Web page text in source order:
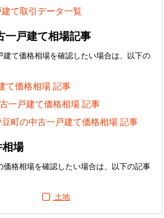
て取引データ一覧
一戸建て相場記事
て価格相場を確認したい場合は、以下の
て価格相場 記事
一戸建て価格相場 記事
町の中古一戸建て価格相場 記事
場
格相場を確認したい場合は、以下の記事
土地